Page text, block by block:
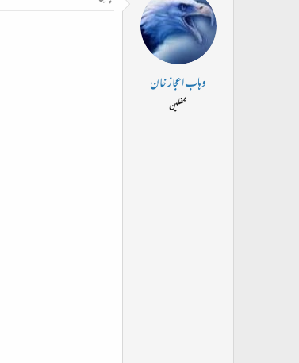
وہاب اعجاز خان
محفلین